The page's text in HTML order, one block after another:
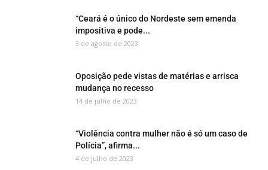
“Ceará é o único do Nordeste sem emenda
impositiva e pode...
3 de agosto de 2023
Oposição pede vistas de matérias e arrisca
mudança no recesso
14 de julho de 2023
“Violência contra mulher não é só um caso de
Polícia”, afirma...
4 de julho de 2023